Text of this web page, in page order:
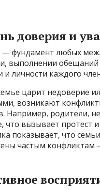
доверия и
фундамент любых
выполнении
и личности каждого
царит недоверие
возникают
Например, родители,
что вызывает протест
показывает, что
частым конфликтам